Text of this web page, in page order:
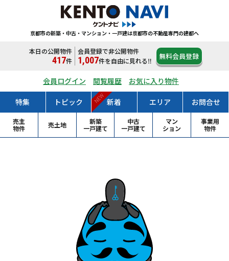
京都市の新築・中古・マンション・一戸建は京都市の不動産専門の建都へ
本日の公開物件
417件
会員登録で非公開物件
1,007件を自由に見れる‼ 無料会員登録
会員ログイン 閲覧履歴 お気に入り物件
特集 トピック 新着
NEW エリア お問合せ
売主
物件
売土地
新築
一戸建て
中古
一戸建て
マン
ション
事業用
物件